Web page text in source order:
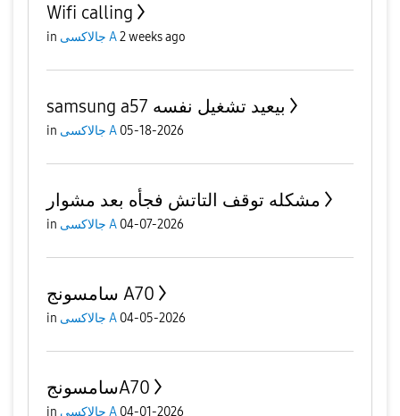
Wifi calling
in جالاكسى A2 weeks ago
samsung a57 بيعيد تشغيل نفسه
in جالاكسى A 05-18-2026
مشكله توقف التاتش فجأه بعد مشوار
in جالاكسى A 04-07-2026
سامسونج A70
in جالاكسى A 04-05-2026
سامسونجA70
in جالاكسى A 04-01-2026